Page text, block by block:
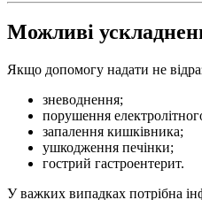
Можливі
Якщо допомогу надати не
зневоднення;
порушення
запалення кишківника;
ушкодження печінки;
гострий гастроентерит.
У важких випадках потрібна